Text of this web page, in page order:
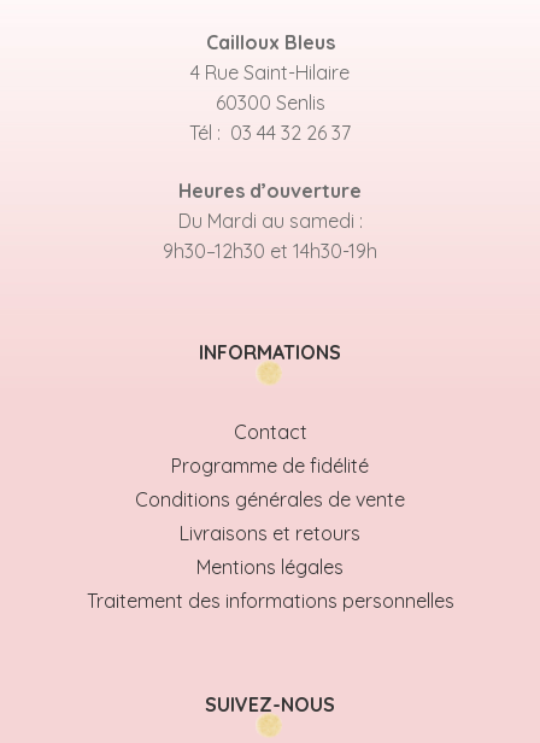
Cailloux Bleus
4 Rue Saint-Hilaire
60300 Senlis
Tél : 03 44 32 26 37
Heures d’ouverture
Du Mardi au samedi :
9h30–12h30 et 14h30-19h
INFORMATIONS
Contact
Programme de fidélité
Conditions générales de vente
Livraisons et retours
Mentions légales
Traitement des informations personnelles
SUIVEZ-NOUS